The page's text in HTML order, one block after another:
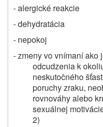
- alergické reakcie
- dehydratácia
- nepokoj
- zmeny vo vnímaní ako
odcudzenia k
neskutočného
poruchy zraku,
rovnováhy alebo
sexuálnej
2)